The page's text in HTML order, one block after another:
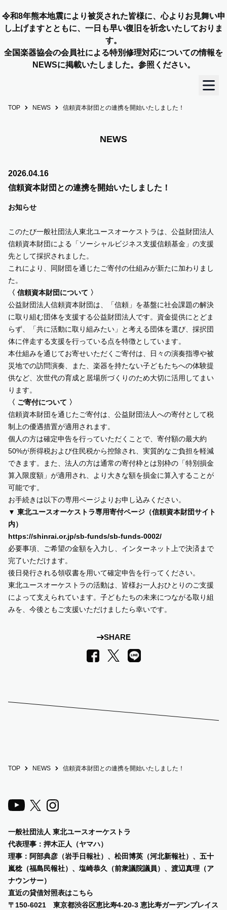
令和8年熊本地震により被災された皆様に、心よりお見舞い申
し上げますとともに、一日も早い復旧を祈念いたしておりま
す。
全国楽器協会の会員社による特別修理対応についての情報を
NEWSに掲載いたしました。参照ください。
TOP
OUR STORY
CONTENTS
JP / EN
TOP NEWS 信頼資本財団との連携を開始いたしました！
NEWS
2026.04.16
信頼資本財団との連携を開始いたしました！
お知らせ
このたび一般社団法人東北ユースオーケストラは、公益財団法人
信頼資本財団による「ソーシャルビジネス支援信頼基金」の支援
先として採択されました。
これにより、同財団を通じたご寄付の仕組みが新たに加わりまし
た。
〈 信頼資本財団について 〉
公益財団法人信頼資本財団は、「信頼」を基盤に社会課題の解決
に取り組む団体を支援する公益財団法人です。資金提供にとどま
らず、「共に活動に取り組みたい」と考える団体を選び、採択団
体に伴走する支援を行っている点を特徴としています。
本仕組みを通じてお寄せいただくご寄付は、日々の演奏指導や被
災地での訪問演奏、また、楽器を持たない子どもたちへの体験提
供など、次世代の育成と居場所づくりのため大切に活用してまい
ります。
〈 ご寄付について 〉
信頼資本財団を通じたご寄付は、公益財団法人への寄付として税
制上の優遇措置が適用されます。
個人の方は確定申告を行っていただくことで、寄付額の最大約
50%が所得税および住民税から控除され、実質的なご負担を軽減
できます。また、法人の方は通常の寄付枠とは別枠の「特別損金
算入限度額」が適用され、より大きな額を損金に算入することが
可能です。
お手続きは以下の専用ページよりお申し込みください。
▼ 東北ユースオーケストラ専用寄付ページ（信頼資本財団サイト
内）
https://shinrai.or.jp/sb-funds/sb-funds-0002/
必要事項、ご希望の金額を入力し、インターネット上で決済まで
完了いただけます。
後日発行される領収書を用いて確定申告を行ってください。
東北ユースオーケストラの活動は、皆様お一人おひとりのご支援
によって支えられています。子どもたちの未来につながる取り組
みを、今後ともご支援いただけましたら幸いです。
SHARE
Facebook
X LINE
TOP NEWS 信頼資本財団との連携を開始いたしました！
一般社団法人 東北ユースオーケストラ
代表理事：押木正人（ヤマハ）
理事：阿部典彦（岩手日報社）、 松田博英（河北新報社）、五十
嵐稔（福島民報社）、塩崎恭久（前衆議院議員）、渡辺真理（ア
ナウンサー）
直近の貸借対照表はこちら
〒150-6021 東京都渋谷区恵比寿4-20-3 恵比寿ガーデンプレイス